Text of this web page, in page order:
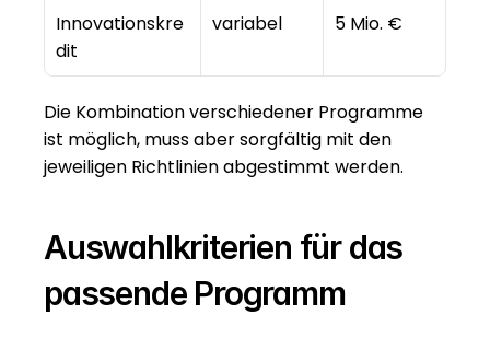
Innovationskre
dit
variabel 5 Mio. €
Die Kombination verschiedener Programme
ist möglich, muss aber sorgfältig mit den
jeweiligen Richtlinien abgestimmt werden.
Auswahlkriterien für das
passende Programm